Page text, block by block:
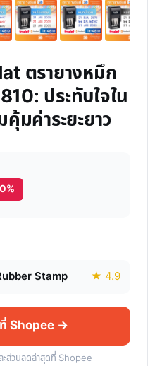
ตรายางหมึก
ประทับใจใน
มค่าระยะยาว
Stamp ★ 4.9
Shopee →
ะส่วนลดล่าสุดที่ Shopee